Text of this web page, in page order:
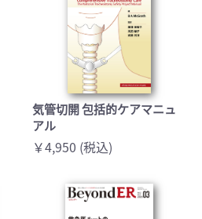
気管切開 包括的ケアマニュ
アル
￥4,950 (税込)